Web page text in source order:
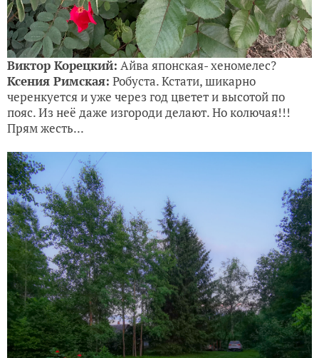
Виктор Корецкий: Айва японская- хеномелес?
Ксения Римская: Робуста. Кстати, шикарно
черенкуется и уже через год цветет и высотой по
пояс. Из неё даже изгороди делают. Но колючая!!!
Прям жесть...